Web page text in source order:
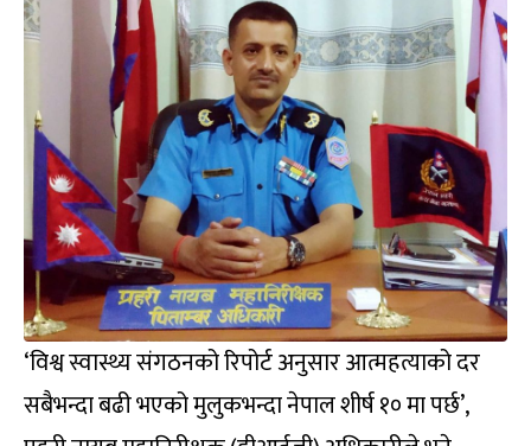
‘विश्व स्वास्थ्य संगठनको रिपोर्ट अनुसार आत्महत्याको दर
सबैभन्दा बढी भएको मुलुकभन्दा नेपाल शीर्ष १० मा पर्छ’,